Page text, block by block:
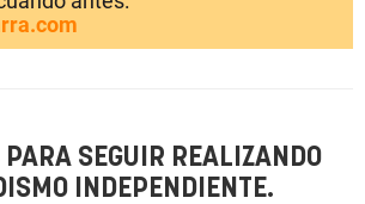
PARA SEGUIR REALIZANDO
INDEPENDIENTE.